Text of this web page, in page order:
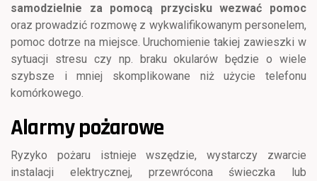
samodzielnie za pomocą przycisku wezwać pomoc
oraz prowadzić rozmowę z wykwalifikowanym personelem,
pomoc dotrze na miejsce. Uruchomienie takiej zawieszki w
sytuacji stresu czy np. braku okularów będzie o wiele
szybsze i mniej skomplikowane niż użycie telefonu
komórkowego.
Alarmy pożarowe
Ryzyko pożaru istnieje wszędzie, wystarczy zwarcie
instalacji elektrycznej, przewrócona świeczka lub